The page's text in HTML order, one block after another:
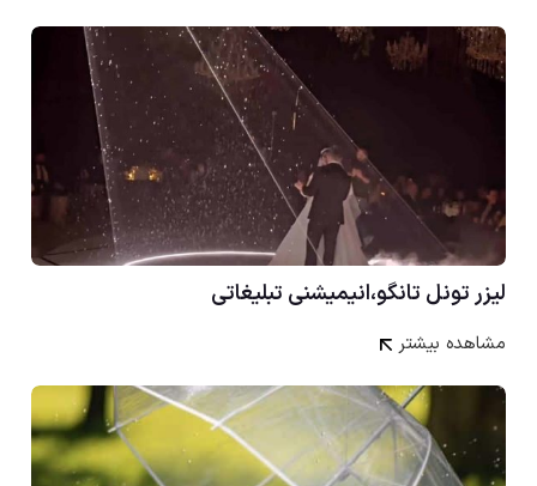
لیزر تونل تانگو،انیمیشنی تبلیغاتی
مشاهده بیشتر